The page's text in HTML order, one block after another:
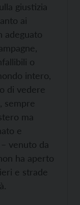
giustizia
ai
adeguato
o
intero,
di vedere
sempre
ma
e
venuto da
ha aperto
e strade